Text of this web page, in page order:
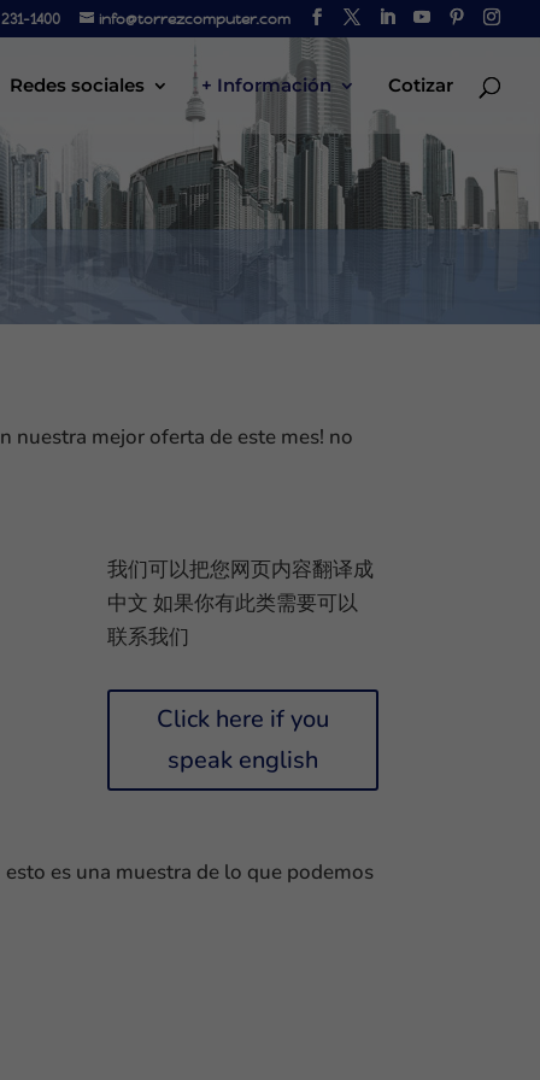
231-1400 info@torrezcomputer.com
Redes sociales + Información Cotizar
nuestra mejor oferta de este mes! no
我们可以把您网页内容翻译成
中文 如果你有此类需要可以
联系我们
Click here if you
speak english
es una muestra de lo que podemos